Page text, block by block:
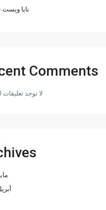
نايا ويست
Comments
لا توجد
مايو
أبريل